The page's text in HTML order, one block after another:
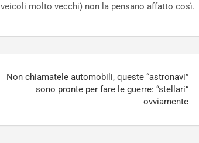
molto vecchi) non la pensano affatto così.
Non chiamatele automobili, queste “astronavi”
sono pronte per fare le guerre: “stellari”
ovviamente